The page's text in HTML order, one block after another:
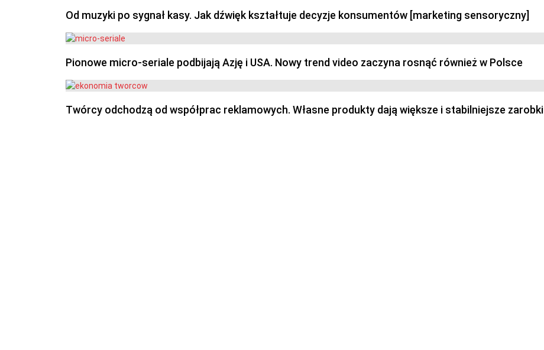
Od muzyki po sygnał kasy. Jak dźwięk kształtuje decyzje konsumentów [marketing sensoryczny]
Pionowe micro-seriale podbijają Azję i USA. Nowy trend video zaczyna rosnąć również w Polsce
Twórcy odchodzą od współprac reklamowych. Własne produkty dają większe i stabilniejsze zarobki